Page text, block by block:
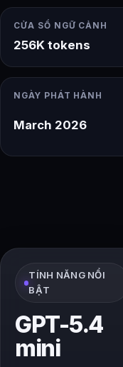
CỬA SỔ NGỮ CẢNH
256K tokens
NGÀY PHÁT HÀNH
March 2026
TÍNH NĂNG NỔI
BẬT
GPT-5.4
mini